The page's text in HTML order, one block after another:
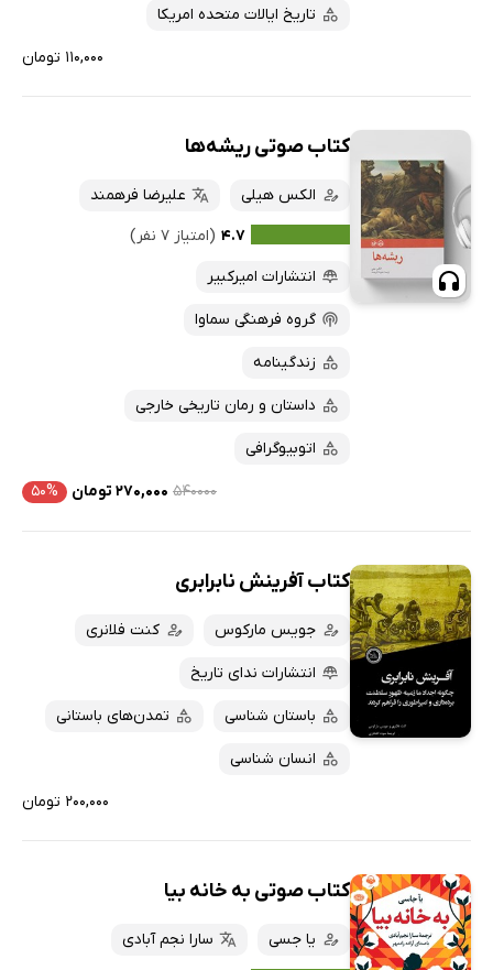
تاریخ ایالات متحده امریکا
۱۱۰,۰۰۰ تومان
کتاب صوتی ریشه‌ها
الکس هیلی
علیرضا فرهمند
۴.۷ (امتیاز ۷ نفر)
انتشارات امیرکبیر
گروه فرهنگی سماوا
زندگینامه
داستان و رمان تاریخی خارجی
اتوبیوگرافی
۵۴۰۰۰۰ ۲۷۰,۰۰۰ تومان ۵۰%
کتاب آفرینش نابرابری
جویس مارکوس کنت فلانری
انتشارات ندای تاریخ
باستان شناسی تمدن‌های باستانی
انسان شناسی
۲۰۰,۰۰۰ تومان
کتاب صوتی به خانه بیا
یا جسی
سارا نجم آبادی